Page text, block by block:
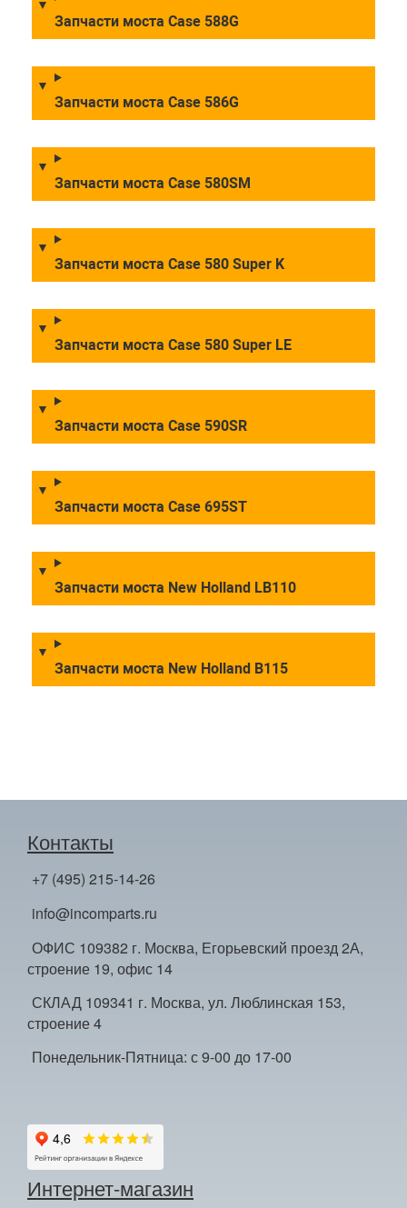
Запчасти моста Case 588G
Запчасти моста Case 586G
Запчасти моста Case 580SM
Запчасти моста Case 580 Super K
Запчасти моста Case 580 Super LE
Запчасти моста Case 590SR
Запчасти моста Case 695ST
Запчасти моста New Holland LB110
Запчасти моста New Holland B115
Контакты
+7 (495) 215-14-26
info@incomparts.ru
ОФИС 109382 г. Москва, Егорьевский проезд 2А,
строение 19, офис 14
СКЛАД 109341 г. Москва, ул. Люблинская 153,
строение 4
Понедельник-Пятница: с 9-00 до 17-00
Интернет-магазин